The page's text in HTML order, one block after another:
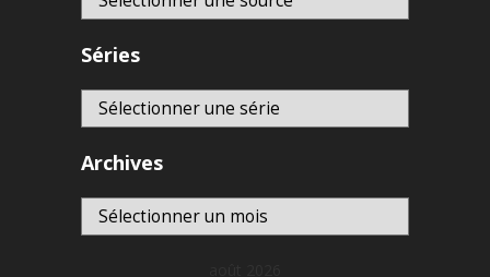
Séries
Archives
Archives